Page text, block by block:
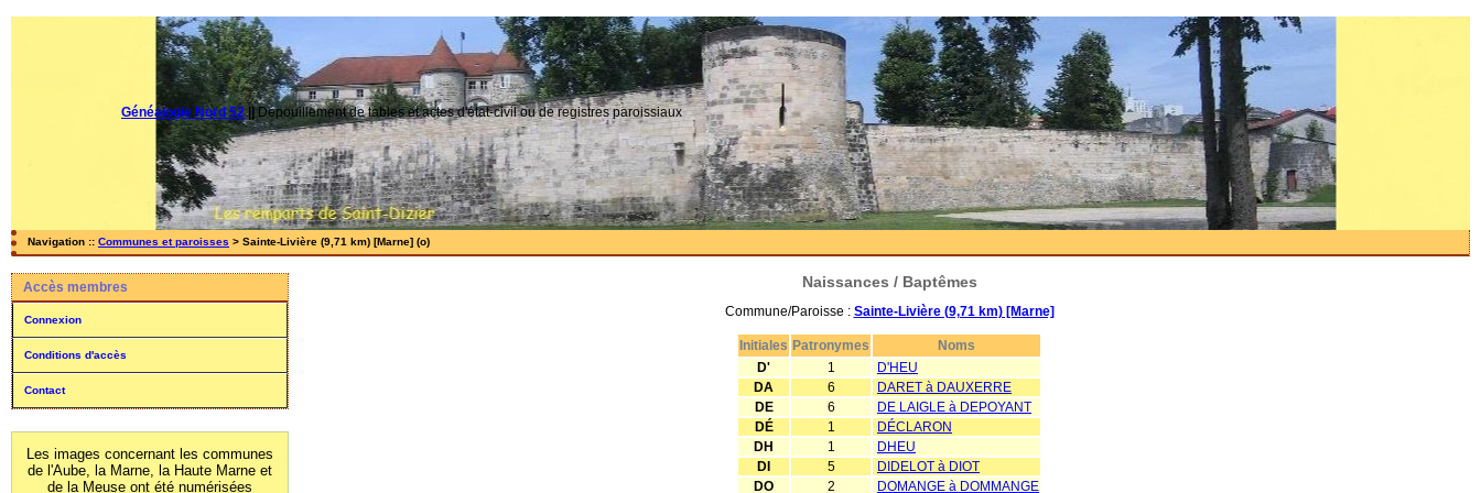
Généalogie Nord 52|| Dépouillement de tables et actes d'état-civil ou de registres paroissiaux
Navigation :: Communes et paroisses > Sainte-Livière (9,71 km) [Marne] (o)
Accès membres
Connexion
Conditions d'accès
Contact
Les images concernant les communes
de l'Aube, la Marne, la Haute Marne et
de la Meuse ont été numérisées
Naissances / Baptêmes
Commune/Paroisse : Sainte-Livière (9,71 km) [Marne]
Initiales Patronymes
Noms
D'
1
D'HEU
DA
6
DARET à DAUXERRE
DE
6
DE LAIGLE à DEPOYANT
DÉ
1
DÉCLARON
DH
1
DHEU
DI
5
DIDELOT à DIOT
DO
2
DOMANGE à DOMMANGE